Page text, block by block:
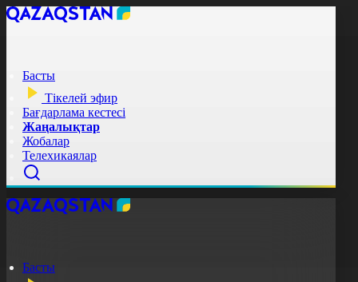
Басты
Тікелей эфир
Бағдарлама кестесі
Жаңалықтар
Жобалар
Телехикаялар
Басты